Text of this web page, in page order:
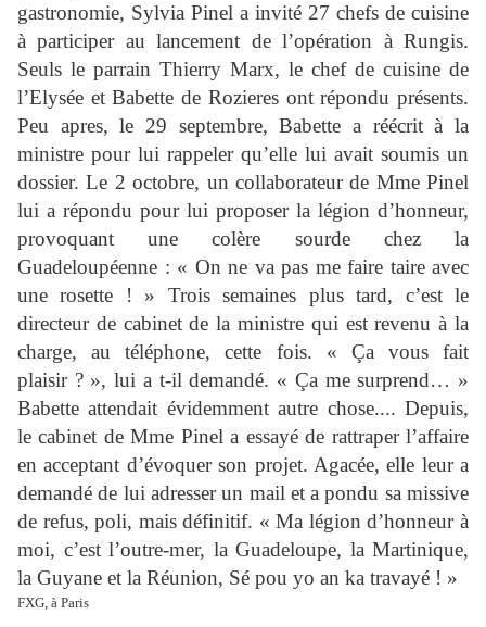
gastronomie, Sylvia Pinel a invité 27 chefs de cuisine
à participer au lancement de l’opération à Rungis.
Seuls le parrain Thierry Marx, le chef de cuisine de
l’Elysée et Babette de Rozieres ont répondu présents.
Peu apres, le 29 septembre, Babette a réécrit à la
ministre pour lui rappeler qu’elle lui avait soumis un
dossier. Le 2 octobre, un collaborateur de Mme Pinel
lui a répondu pour lui proposer la légion d’honneur,
provoquant une colère sourde chez la
Guadeloupéenne : « On ne va pas me faire taire avec
une rosette ! » Trois semaines plus tard, c’est le
directeur de cabinet de la ministre qui est revenu à la
charge, au téléphone, cette fois. « Ça vous fait
plaisir ? », lui a t-il demandé. « Ça me surprend… »
Babette attendait évidemment autre chose.... Depuis,
le cabinet de Mme Pinel a essayé de rattraper l’affaire
en acceptant d’évoquer son projet. Agacée, elle leur a
demandé de lui adresser un mail et a pondu sa missive
de refus, poli, mais définitif. « Ma légion d’honneur à
moi, c’est l’outre-mer, la Guadeloupe, la Martinique,
la Guyane et la Réunion, Sé pou yo an ka travayé ! »
FXG, à Paris